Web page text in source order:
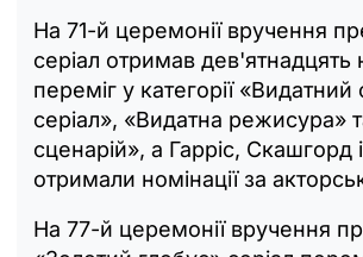
На 71-й церемонії вручення
серіал отримав дев'ятнадцять
переміг у категорії
серіал», «Видатна режисура»
сценарій», а Гарріс, Скашгорд
отримали номінації за
На 77-й церемонії вручення